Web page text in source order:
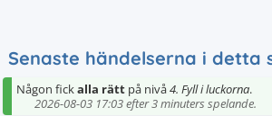
Senaste händelserna i detta
Någon fickalla rätt på nivå4. Fyll i luckorna.
2026-08-03 17:03 efter 3 minuters spelande.